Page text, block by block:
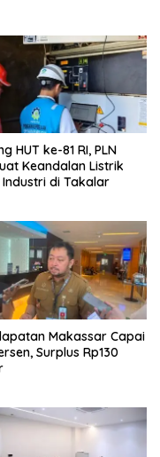
HUT ke-81 RI, PLN
Keandalan Listrik
di Takalar
Makassar Capai
Surplus Rp130